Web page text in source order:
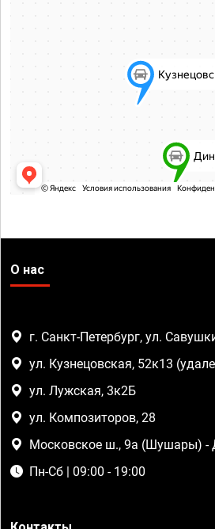
О нас
г. Санкт-Петербург, ул.
ул. Кузнецовская, 52к13
ул. Лужская, 3к2Б
ул. Композиторов, 28
Московское ш., 9а (Шушары) -
Пн-Сб | 09:00 - 19:00